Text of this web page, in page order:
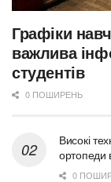
Графіки
важлива
студентів
0 ПОШИРЕНЬ
Високі
ортопеди
0